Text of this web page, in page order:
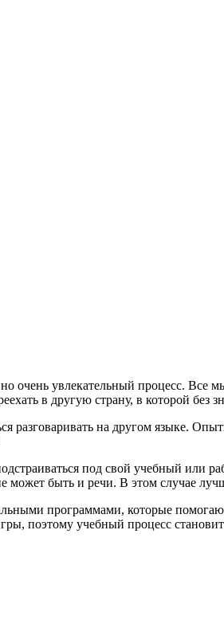
очень увлекательный процесс. Все
в другую страну, в которой без
разговаривать на другом языке.
под свой учебный или
быть и речи. В этом случае
программами, которые
поэтому учебный процесс